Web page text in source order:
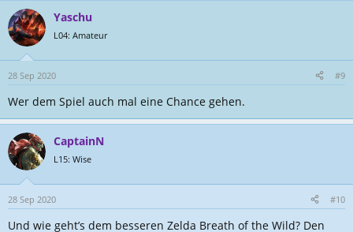
k
t
i
o
n
n
Yaschu
L04: Amateur
28 Sep 2020 #9
Wer dem Spiel auch mal eine Chance gehen.
CaptainN
L15: Wise
28 Sep 2020 #10
Und wie geht’s dem besseren Zelda Breath of the Wild? Den